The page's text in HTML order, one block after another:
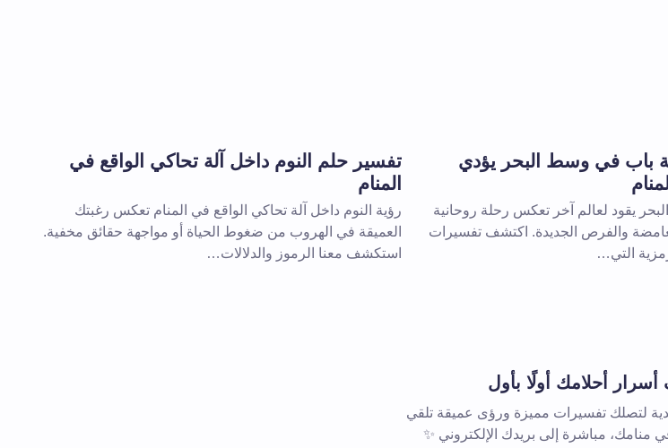
باب في وسط البحر يؤدي
يقود لعالم آخر تعكس رحلة روحانية
والفرص الجديدة. اكتشف تفسيرات
التي…
تفسير حلم النوم داخل آلة تحاكي الواقع في
المنام
رؤية النوم داخل آلة تحاكي الواقع في المنام تعكس رغبتك
العميقة في الهروب من ضغوط الحياة أو مواجهة حقائق مخفية.
استكشف معنا الرموز والدلالات…
أحلامك أولًا بأول
لتصلك تفسيرات مميزة ورؤى عميقة تلقي
منامك، مباشرة إلى بريدك الإلكتروني ✨